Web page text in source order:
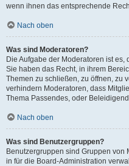
wenn ihnen das entsprechende
Nach oben
Was sind Moderatoren?
Die Aufgabe der Moderatoren ist
Sie haben das Recht, in ihrem
Themen zu schließen, zu öffnen, zu
verhindern Moderatoren, dass
Thema Passendes, oder
Nach oben
Was sind Benutzergruppen?
Benutzergruppen sind Gruppen
in für die Board-Administration